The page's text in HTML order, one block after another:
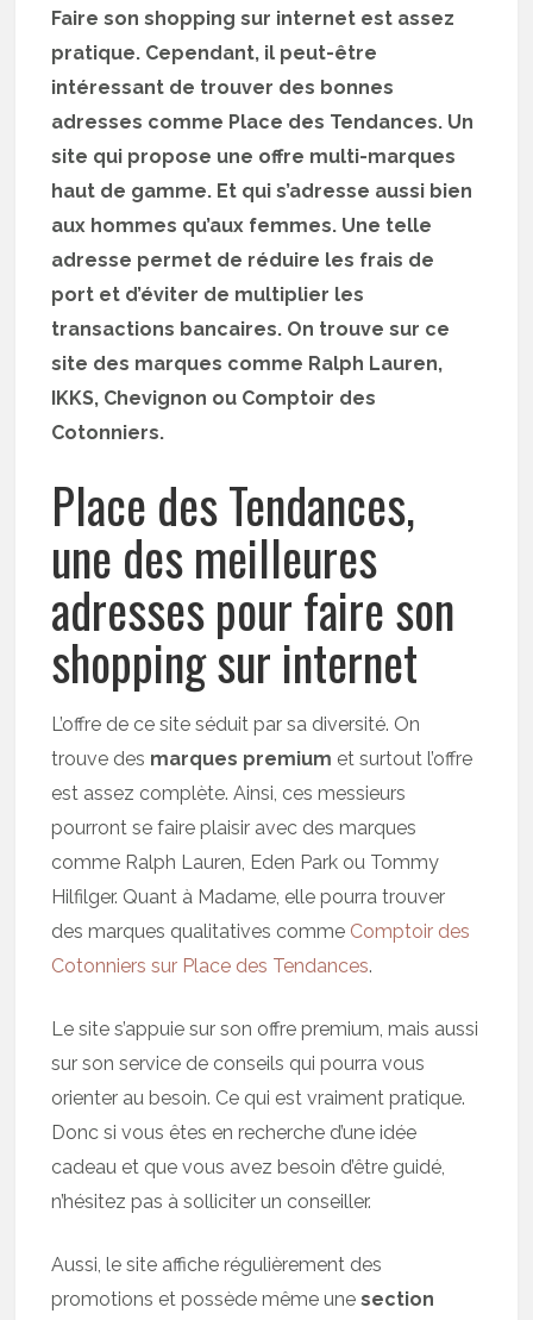
Faire son shopping sur internet est assez
pratique. Cependant, il peut-être
intéressant de trouver des bonnes
adresses comme Place des Tendances. Un
site qui propose une offre multi-marques
haut de gamme. Et qui s’adresse aussi bien
aux hommes qu’aux femmes. Une telle
adresse permet de réduire les frais de
port et d’éviter de multiplier les
transactions bancaires. On trouve sur ce
site des marques comme Ralph Lauren,
IKKS, Chevignon ou Comptoir des
Cotonniers.
Place des Tendances,
une des meilleures
adresses pour faire son
shopping sur internet
L’offre de ce site séduit par sa diversité. On
trouve des marques premium et surtout l’offre
est assez complète. Ainsi, ces messieurs
pourront se faire plaisir avec des marques
comme Ralph Lauren, Eden Park ou Tommy
Hilfilger. Quant à Madame, elle pourra trouver
des marques qualitatives comme Comptoir des
Cotonniers sur Place des Tendances.
Le site s’appuie sur son offre premium, mais aussi
sur son service de conseils qui pourra vous
orienter au besoin. Ce qui est vraiment pratique.
Donc si vous êtes en recherche d’une idée
cadeau et que vous avez besoin d’être guidé,
n’hésitez pas à solliciter un conseiller.
Aussi, le site affiche régulièrement des
promotions et possède même unesection